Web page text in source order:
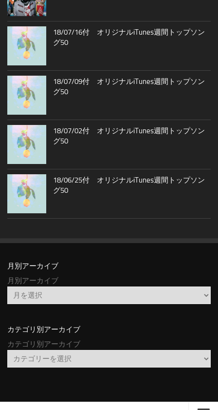
18/07/16付 オリジナルiTunes週間トップソン
グ50
18/07/09付 オリジナルiTunes週間トップソン
グ50
18/07/02付 オリジナルiTunes週間トップソン
グ50
18/06/25付 オリジナルiTunes週間トップソン
グ50
月別アーカイブ
月別アーカイブ
カテゴリ別アーカイブ
カテゴリ別アーカイブ